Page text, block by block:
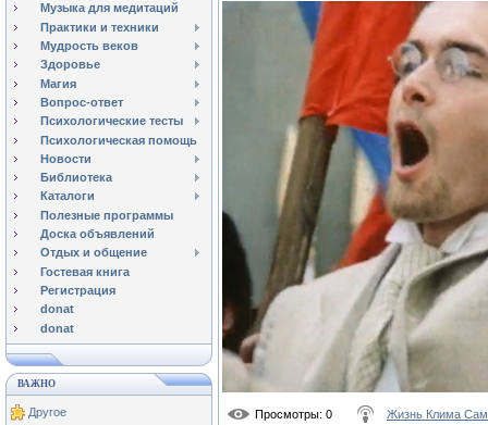
Музыка для медитаций
Практики и техники
Мудрость веков
Здоровье
Магия
Вопрос-ответ
Психологические тесты
Психологическая помощь
Новости
Библиотека
Каталоги
Полезные программы
Доска объявлений
Отдых и общение
Гостевая книга
Регистрация
donat
donat
ВАЖНО
Другое
Просмотры: 0 Жизнь Клима